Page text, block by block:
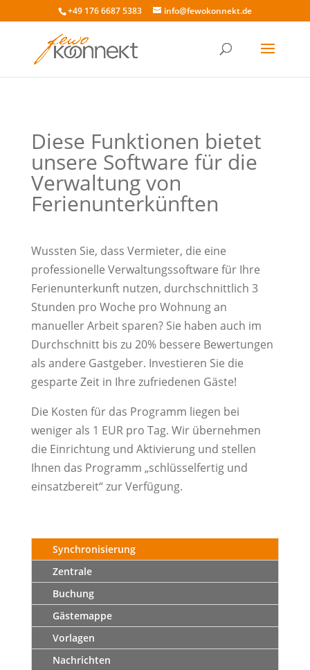
+49 176 6687 5383 info@fewokonnekt.de
Diese Funktionen bietet
unsere Software für die
Verwaltung von
Ferienunterkünften
Wussten Sie, dass Vermieter, die eine
professionelle Verwaltungssoftware für Ihre
Ferienunterkunft nutzen, durchschnittlich 3
Stunden pro Woche pro Wohnung an
manueller Arbeit sparen? Sie haben auch im
Durchschnitt bis zu 20% bessere Bewertungen
als andere Gastgeber. Investieren Sie die
gesparte Zeit in Ihre zufriedenen Gäste!
Die Kosten für das Programm liegen bei
weniger als 1 EUR pro Tag. Wir übernehmen
die Einrichtung und Aktivierung und stellen
Ihnen das Programm „schlüsselfertig und
einsatzbereit“ zur Verfügung.
Synchronisierung
Zentrale
Buchung
Gästemappe
Vorlagen
Nachrichten